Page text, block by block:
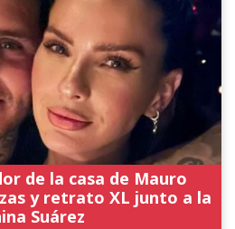
de la casa de Mauro
y retrato XL junto a la
Suárez